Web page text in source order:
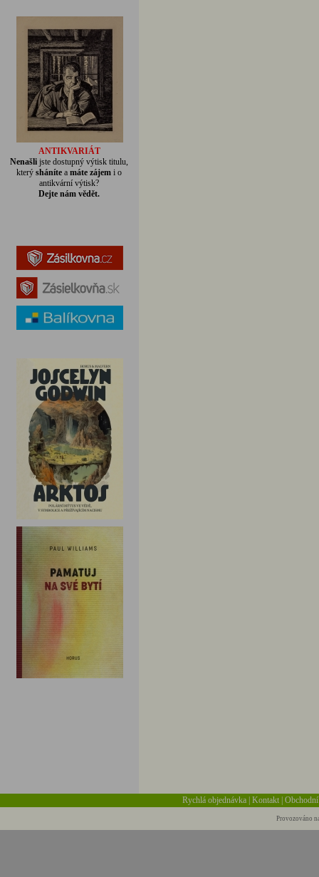
ANTIKVARIÁT
Nenašli jste dostupný výtisk titulu,
kterýsháníte amáte zájem i o
antikvární výtisk?
Dejte nám vědět.
Rychlá objednávka |Kontakt |
Provozováno